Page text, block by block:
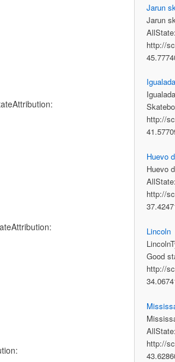
Jarun
Jarun
http://
Igualada
http://
Huevo
Huevo
http://
Lincoln
Good
http://
http://